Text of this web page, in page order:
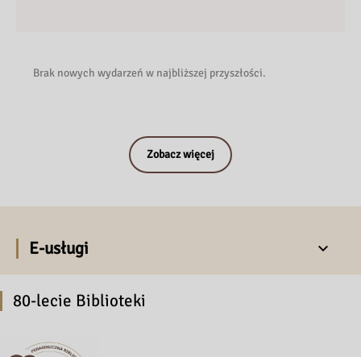
Brak nowych wydarzeń w najbliższej przyszłości.
Zobacz więcej
E-usługi
80-lecie Biblioteki